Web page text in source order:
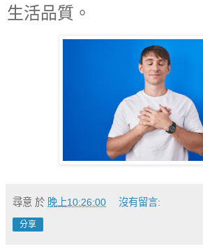
生活品質。
尋意 於 晚上10:26:00 沒有留言:
分享